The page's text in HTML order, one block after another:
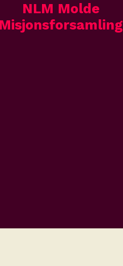
NLM Molde
Misjonsforsamling